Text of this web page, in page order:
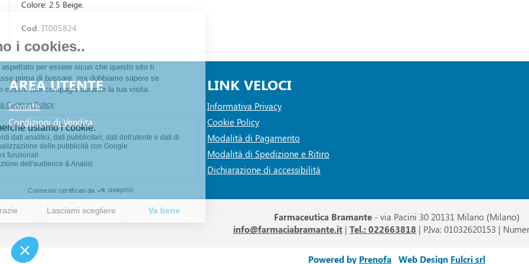
Colore: 2.5 Beige.
Cod. IT005824
AREA UTENTE
Contatti
Condizioni di Vendita
LINK VELOCI
Informativa Privacy
Cookie Policy
Modalità di Pagamento
Modalità di Spedizione e Ritiro
Dichiarazione di accessibilità
Farmaceutica Bramante - via Pacini 30 20131 Milano (Milano)
info@farmaciabramante.it | Tel.: 022663818 | P.Iva: 01032620153 |
Powered by Prenofa Web Design Fulcri srl